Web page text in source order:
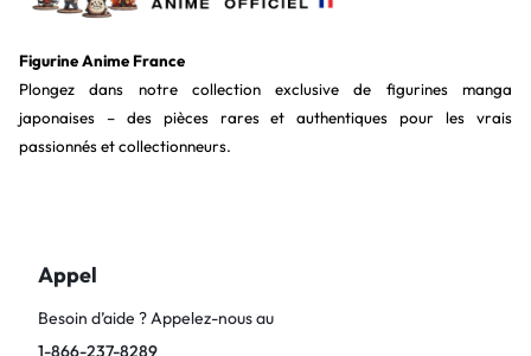
Figurine Anime France
Plongez dans notre collection exclusive de figurines manga
japonaises – des pièces rares et authentiques pour les vrais
passionnés et collectionneurs.
Appel
Besoin d’aide ? Appelez-nous au